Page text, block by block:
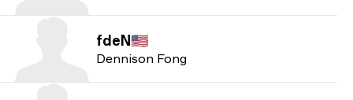
fdeN🇺🇸
Dennison Fong